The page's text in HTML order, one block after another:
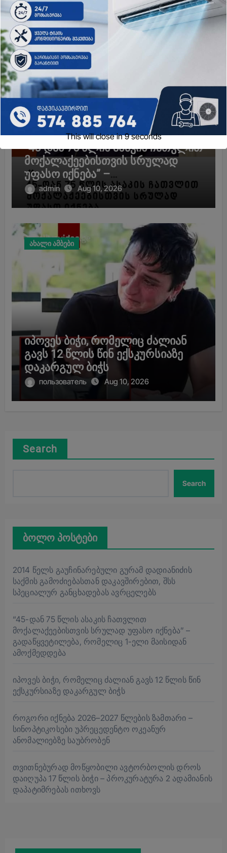
ავრცელებს
ახალი ამბები
“45-დან 75 წლის ასაკის ჩათვლით
მოქალაქეებისთვის სრულად
უფასო იქნება” –
გადაწყვეტილება, რომელიც 1-
ელი მაისიდან ამოქმედდება
admin Aug 10, 2026
ახალი ამბები
იპოვეს ბიჭი, რომელიც ძალიან
გავს 12 წლის წინ ექსკურსიაზე
დაკარგულ ბიჭს
пользователь Aug 10, 2026
Search
Search
ბოლო პოსტები
2014 წელს გაუჩინარებული გურამ დადიანიძის
საქმის გამოძიებასთან დაკავშირებით, შსს
სპეციალურ განცხადებას ავრცელებს
“45-დან 75 წლის ასაკის ჩათვლით
მოქალაქეებისთვის სრულად უფასო იქნება” –
გადაწყვეტილება, რომელიც 1-ელი მაისიდან
ამოქმედდება
იპოვეს ბიჭი, რომელიც ძალიან გავს 12 წლის წინ
ექსკურსიაზე დაკარგულ ბიჭს
როგორი იქნება 2026–2027 წლების ზამთარი –
სინოპტიკოსები უპრეცედენტო ოკეანურ
ანომალიებზე საუბრობენ
თვითნებურად მოწყობილი ავტორბოლის დროს
დაიღუპა 17 წლის ბიჭი – პროკურატურა 2 ადამიანის
დაპატიმრებას ითხოვს
This will close in8seconds